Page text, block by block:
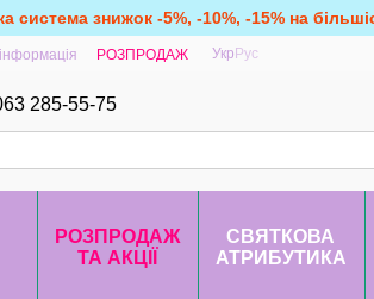
система знижок -5%, -10%, -15% на
РОЗПРОДАЖ Укр Рус
285-55-75
РОЗПРОДАЖ
ТА АКЦІЇ
СВЯТКОВА
АТРИБУТИКА